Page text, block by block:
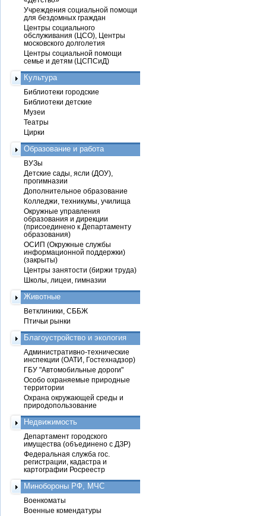
Учреждения социальной помощи
для бездомных граждан
Центры социального
обслуживания (ЦСО), Центры
московского долголетия
Центры социальной помощи
семье и детям (ЦСПСиД)
Культура
Библиотеки городские
Библиотеки детские
Музеи
Театры
Цирки
Образование и работа
ВУЗы
Детские сады, ясли (ДОУ),
прогимназии
Дополнительное образование
Колледжи, техникумы, училища
Окружные управления
образования и дирекции
(присоединено к Департаменту
образования)
ОСИП (Окружные службы
информационной поддержки)
(закрыты)
Центры занятости (биржи труда)
Школы, лицеи, гимназии
Животные
Ветклиники, СББЖ
Птичьи рынки
Благоустройство и экология
Административно-технические
инспекции (ОАТИ, Гостехнадзор)
ГБУ "Автомобильные дороги"
Особо охраняемые природные
территории
Охрана окружающей среды и
природопользование
Недвижимость
Департамент городского
имущества (объединено с ДЗР)
Федеральная служба гос.
регистрации, кадастра и
картографии Росреестр
Минобороны РФ, МЧС
Военкоматы
Военные комендатуры